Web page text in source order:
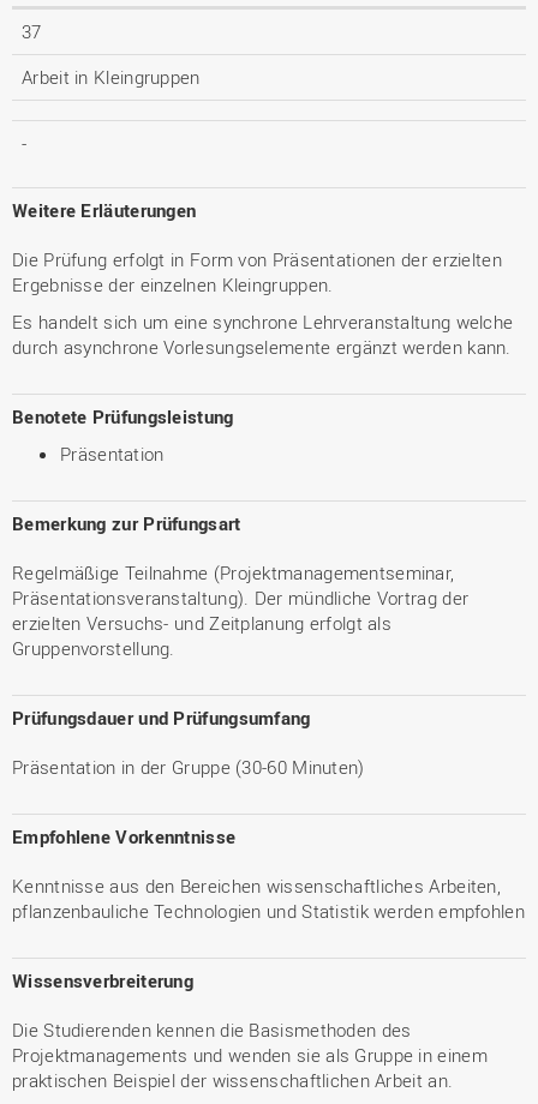
37
Arbeit in Kleingruppen
-
Weitere Erläuterungen
Die Prüfung erfolgt in Form von Präsentationen der erzielten
Ergebnisse der einzelnen Kleingruppen.
Es handelt sich um eine synchrone Lehrveranstaltung welche
durch asynchrone Vorlesungselemente ergänzt werden kann.
Benotete Prüfungsleistung
Präsentation
Bemerkung zur Prüfungsart
Regelmäßige Teilnahme (Projektmanagementseminar,
Präsentationsveranstaltung). Der mündliche Vortrag der
erzielten Versuchs- und Zeitplanung erfolgt als
Gruppenvorstellung.
Prüfungsdauer und Prüfungsumfang
Präsentation in der Gruppe (30-60 Minuten)
Empfohlene Vorkenntnisse
Kenntnisse aus den Bereichen wissenschaftliches Arbeiten,
pflanzenbauliche Technologien und Statistik werden empfohlen
Wissensverbreiterung
Die Studierenden kennen die Basismethoden des
Projektmanagements und wenden sie als Gruppe in einem
praktischen Beispiel der wissenschaftlichen Arbeit an.